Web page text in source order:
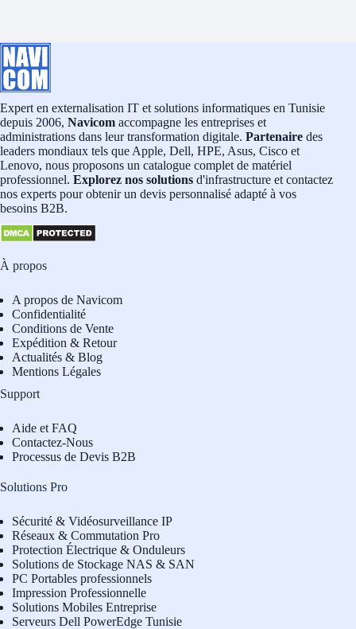
Expert en externalisation IT et solutions informatiques en Tunisie
depuis 2006, Navicom accompagne les entreprises et
administrations dans leur transformation digitale. Partenaire des
leaders mondiaux tels que Apple, Dell, HPE, Asus, Cisco et
Lenovo, nous proposons un catalogue complet de matériel
professionnel. Explorez nos solutions d'infrastructure et contactez
nos experts pour obtenir un devis personnalisé adapté à vos
besoins B2B.
À propos
A propos de Navicom
Confidentialité
Conditions de Vente
Expédition & Retour
Actualités & Blog
Mentions Légales
Support
Aide et FAQ
Contactez-Nous
Processus de Devis B2B
Solutions Pro
Sécurité & Vidéosurveillance IP
Réseaux & Commutation Pro
Protection Électrique & Onduleurs
Solutions de Stockage NAS & SAN
PC Portables professionnels
Impression Professionnelle
Solutions Mobiles Entreprise
Serveurs Dell PowerEdge Tunisie